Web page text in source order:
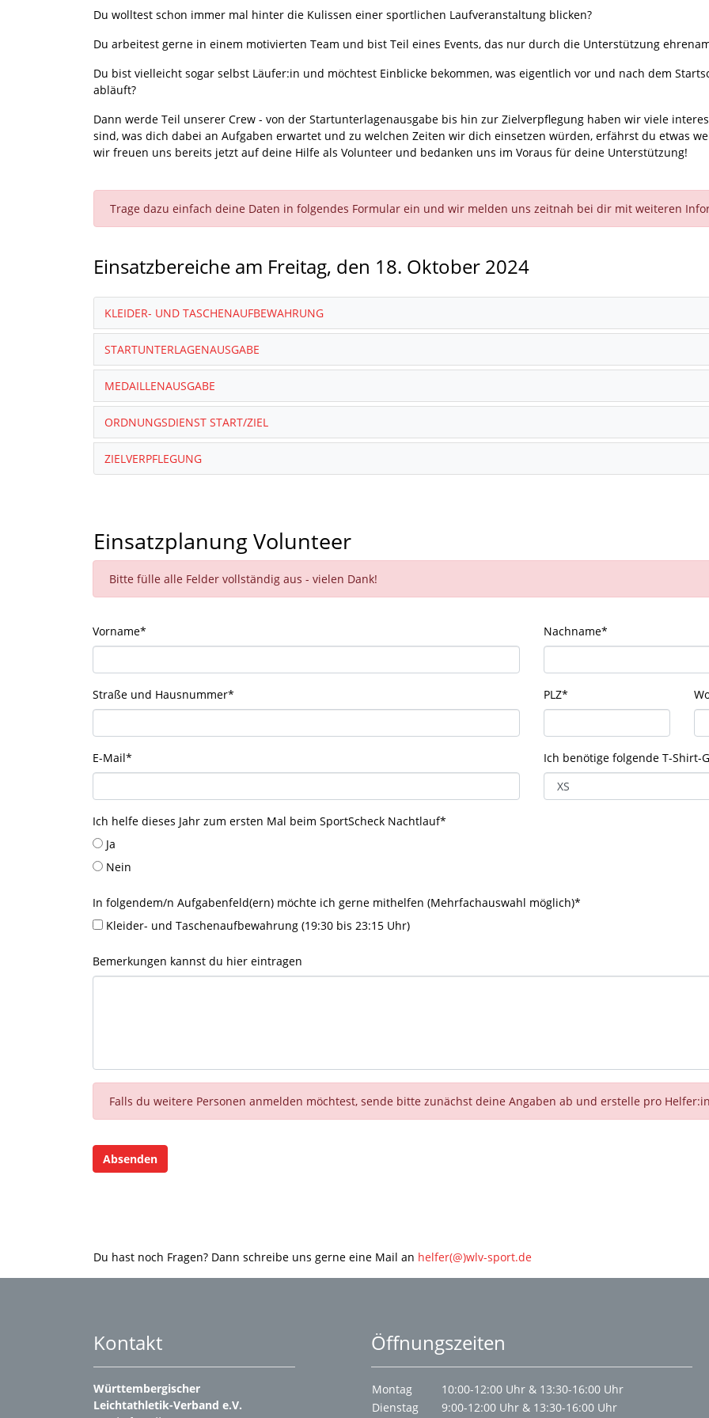
Du wolltest schon immer mal hinter die Kulissen einer sportlichen Laufveranstaltung blicken?
Du arbeitest gerne in einem motivierten Team und bist Teil eines Events, das nur durch die Unterstützung
Du bist vielleicht sogar selbst Läufer:in und möchtest Einblicke bekommen, was eigentlich vor und nach dem
abläuft?
Dann werde Teil unserer Crew - von der Startunterlagenausgabe bis hin zur Zielverpflegung haben wir viele
sind, was dich dabei an Aufgaben erwartet und zu welchen Zeiten wir dich einsetzen würden, erfährst du etwas
wir freuen uns bereits jetzt auf deine Hilfe als Volunteer und bedanken uns im Voraus für deine Unterstützung!
Trage dazu einfach deine Daten in folgendes Formular ein und wir melden uns zeitnah bei dir mit weiteren
Einsatzbereiche am Freitag, den 18. Oktober 2024
KLEIDER- UND TASCHENAUFBEWAHRUNG
STARTUNTERLAGENAUSGABE
MEDAILLENAUSGABE
ORDNUNGSDIENST START/ZIEL
ZIELVERPFLEGUNG
Einsatzplanung Volunteer
Bitte fülle alle Felder vollständig aus - vielen Dank!
Vorname* Nachname*
Straße und Hausnummer* PLZ*
E-Mail* Ich benötige folgende T-Shirt-
Ich helfe dieses Jahr zum ersten Mal beim SportScheck Nachtlauf*
Ja
Nein
In folgendem/n Aufgabenfeld(ern) möchte ich gerne mithelfen (Mehrfachauswahl möglich)*
Kleider- und Taschenaufbewahrung (19:30 bis 23:15 Uhr)
Bemerkungen kannst du hier eintragen
Falls du weitere Personen anmelden möchtest, sende bitte zunächst deine Angaben ab und erstelle pro
Du hast noch Fragen? Dann schreibe uns gerne eine Mail an helfer(@)wlv-sport.de
Kontakt
Württembergischer
Leichtathletik-Verband e.V.
Öffnungszeiten
Montag
10:00-12:00 Uhr & 13:30-16:00 Uhr
Dienstag
9:00-12:00 Uhr & 13:30-16:00 Uhr